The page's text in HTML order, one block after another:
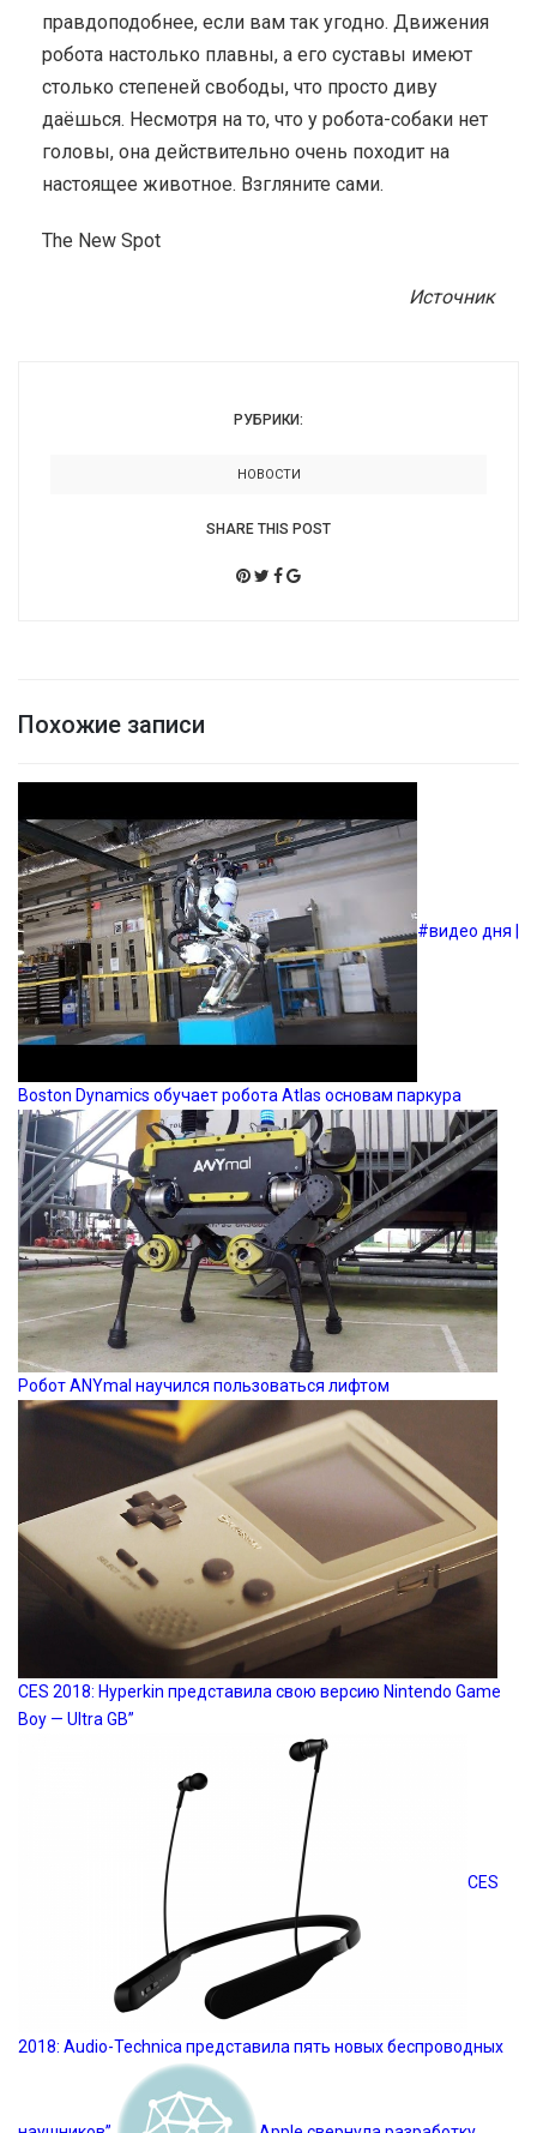
правдоподобнее, если вам так угодно. Движения
робота настолько плавны, а его суставы имеют
столько степеней свободы, что просто диву
даёшься. Несмотря на то, что у робота-собаки нет
головы, она действительно очень походит на
настоящее животное. Взгляните сами.
The New Spot
Источник
РУБРИКИ:
НОВОСТИ
SHARE THIS POST
Похожие записи
#видео дня |
Boston Dynamics обучает робота Atlas основам паркура
Робот ANYmal научился пользоваться лифтом
CES 2018: Hyperkin представила свою версию Nintendo Game
Boy — Ultra GB”
CES
2018: Audio-Technica представила пять новых беспроводных